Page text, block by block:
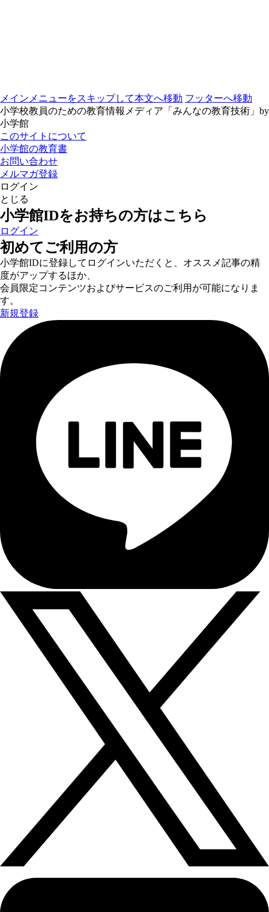
メインメニューをスキップして本文へ移動 フッターへ移動
小学校教員のための教育情報メディア「みんなの教育技術」by
小学館
このサイトについて
小学館の教育書
お問い合わせ
メルマガ登録
ログイン
とじる
小学館IDをお持ちの方はこちら
ログイン
初めてご利用の方
小学館IDに登録してログインいただくと、オススメ記事の精
度がアップするほか、
会員限定コンテンツおよびサービスのご利用が可能になりま
す。
新規登録